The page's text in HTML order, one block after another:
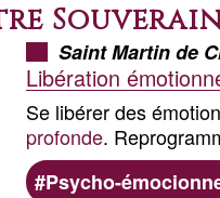
Saint Martin de
Libération
Se libérer des
profonde.
Psycho-